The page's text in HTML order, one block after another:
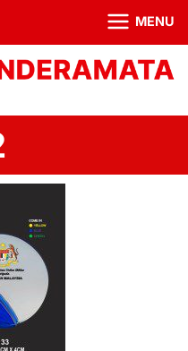
MENU